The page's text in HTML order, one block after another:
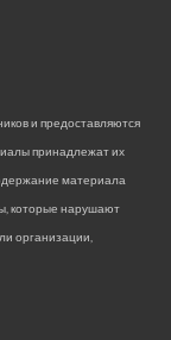
и предоставляются
принадлежат их
материала
которые нарушают
организации,